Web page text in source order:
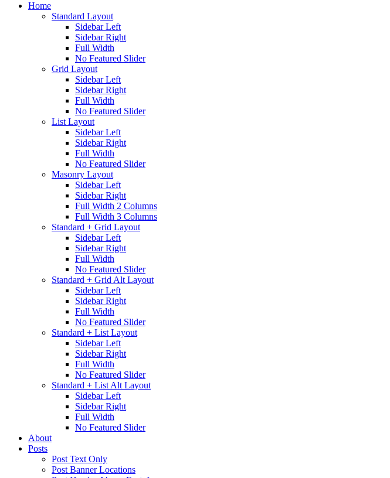
Home
Standard Layout
Sidebar Left
Sidebar Right
Full Width
No Featured Slider
Grid Layout
Sidebar Left
Sidebar Right
Full Width
No Featured Slider
List Layout
Sidebar Left
Sidebar Right
Full Width
No Featured Slider
Masonry Layout
Sidebar Left
Sidebar Right
Full Width 2 Columns
Full Width 3 Columns
Standard + Grid Layout
Sidebar Left
Sidebar Right
Full Width
No Featured Slider
Standard + Grid Alt Layout
Sidebar Left
Sidebar Right
Full Width
No Featured Slider
Standard + List Layout
Sidebar Left
Sidebar Right
Full Width
No Featured Slider
Standard + List Alt Layout
Sidebar Left
Sidebar Right
Full Width
No Featured Slider
About
Posts
Post Text Only
Post Banner Locations